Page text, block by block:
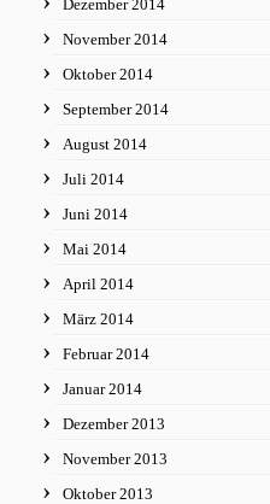
Dezember 2014
November 2014
Oktober 2014
September 2014
August 2014
Juli 2014
Juni 2014
Mai 2014
April 2014
März 2014
Februar 2014
Januar 2014
Dezember 2013
November 2013
Oktober 2013